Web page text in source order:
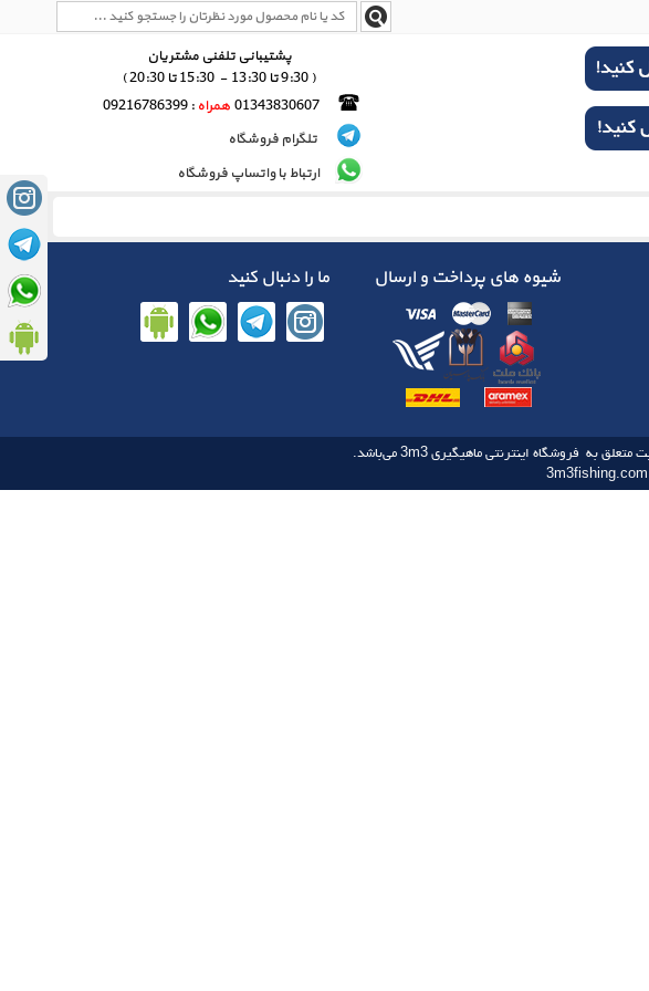
پشتیبانی تلفنی مشتریان
( 9:30 تا 13:30 - 15:30 تا 20:30 )
01343830607 همراه : 09216786399
تلگرام فروشگاه
ارتباط با واتساپ فروشگاه
شیوه های پرداخت و ارسال ما را دنبال کنید
متعلق به فروشگاه اینترنتی ماهیگیری‌‌ 3m3 می‌باشد.